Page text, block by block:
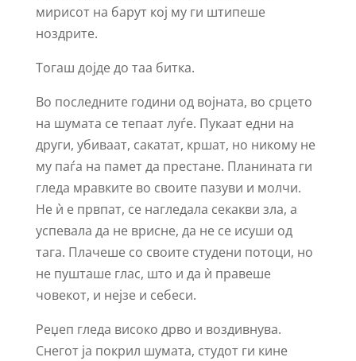
мирисот на барут кој му ги штипеше
ноздрите.
Тогаш дојде до таа битка.
Во последните години од војната, во срцето
на шумата се тепаат луѓе. Пукаат едни на
други, убиваат, сакатат, кршат, но никому не
му паѓа на памет да престане. Планината ги
гледа мравките во своите пазуви и молчи.
Не ѝ е првпат, се нагледала секакви зла, а
успевала да не врисне, да не се исуши од
тага. Плачеше со своите студени потоци, но
не пушташе глас, што и да ѝ правеше
човекот, и нејзе и себеси.
Реџеп гледа високо дрво и воздивнува.
Снегот ја покрил шумата, студот ги кине